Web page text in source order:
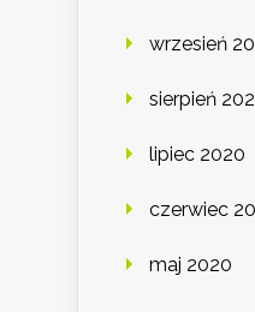
wrzesień
sierpień
lipiec 2020
czerwiec
maj 2020